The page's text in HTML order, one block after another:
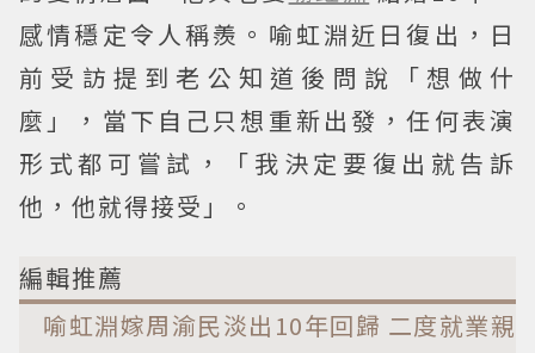
感情穩定令人稱羨。喻虹淵近日復出，日
前受訪提到老公知道後問說「想做什
麼」，當下自己只想重新出發，任何表演
形式都可嘗試，「我決定要復出就告訴
他，他就得接受」。
編輯推薦
喻虹淵嫁周渝民淡出10年回歸 二度就業親